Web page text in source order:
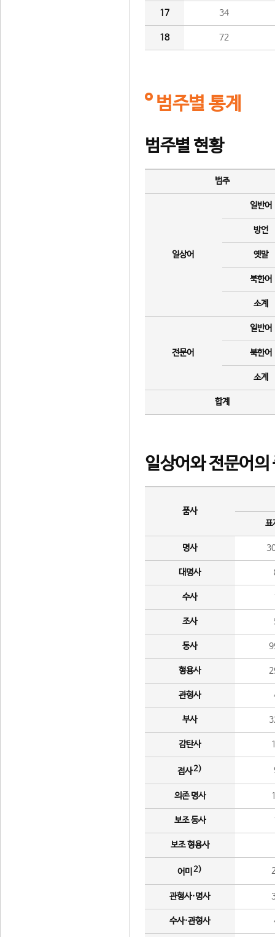
17 34
18 72
범주별 통계
범주별 현황
범주
일상어
일반어
방언
옛말
북한어
소계
전문어
일반어
북한어
소계
합계
일상어와 전문어의
품사
표
명사
대명사
수사
조사
동사
형용사
관형사
부사
감탄사
접사2)
의존 명사
보조 동사
보조 형용사
어미 2)
관형사·명사
수사·관형사